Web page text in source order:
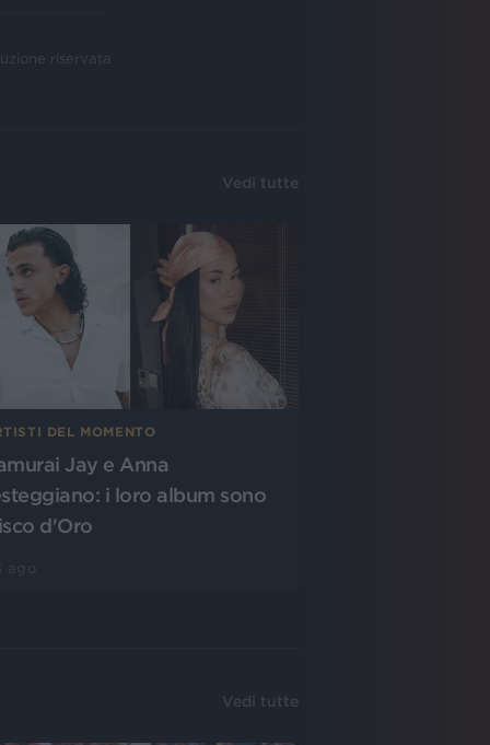
riservata
Vedi tutte
DEL MOMENTO
Jay e Anna
i loro album sono
d'Oro
Vedi tutte